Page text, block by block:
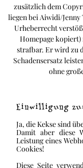
zusätzlich dem
liegen bei Aiwidi/Jenny
Urheberrecht
Homepage kopiert)
strafbar. Er wird zu
Schadensersatz
ohne
Einwilligung
Ja, die Kekse sind
Damit aber diese
Leistung eines
Cookies!
Diese Seite